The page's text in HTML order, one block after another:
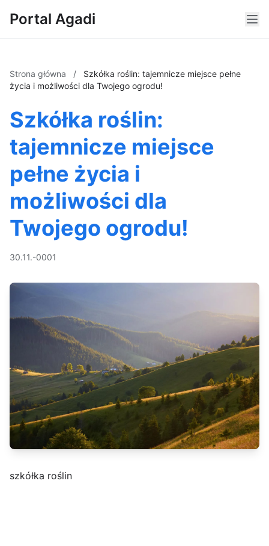
Portal Agadi
Strona główna /
Szkółka roślin: tajemnicze miejsce pełne
życia i możliwości dla Twojego ogrodu!
Szkółka roślin:
tajemnicze miejsce
pełne życia i
możliwości dla
Twojego ogrodu!
30.11.-0001
szkółka roślin